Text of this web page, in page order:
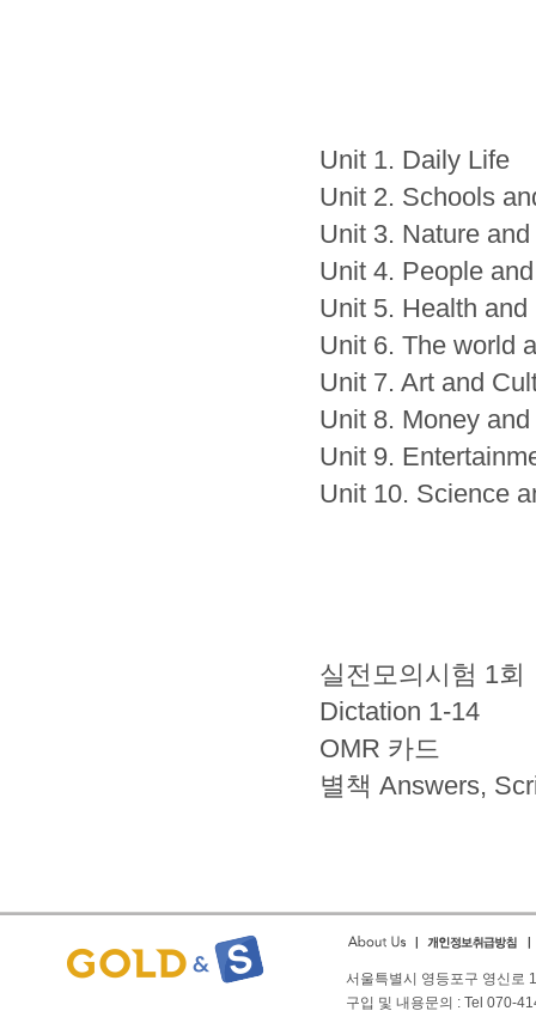
Unit 1. Daily Life
Unit 2. Schools
Unit 3. Nature
Unit 4. People
Unit 5. Health and
Unit 6. The world
Unit 7. Art and
Unit 8. Money
Unit 9.
Unit 10. Science
실전모의시험 1회
Dictation 1-14
OMR 카드
별책 Answers,
서울특별시 영등포구 영신로
구입 및 내용문의 : Tel 070-